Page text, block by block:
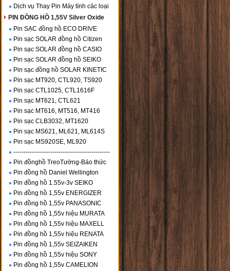
Dịch vụ Thay Pin Máy tính các loại
PIN ĐỒNG HỒ 1,55V Silver Oxide
Pin SẠC đồng hồ ECO DRIVE
Pin sạc SOLAR đồng hồ Citizen
Pin sạc SOLAR đồng hồ CASIO
Pin sạc SOLAR đồng hồ SEIKO
Pin sạc đồng hồ SOLAR KINETIC
Pin sạc MT920, CTL920, TS920
Pin sạc CTL1025, CTL1616F
Pin sạc MT621, CTL621
Pin sạc MT616, MT516, MT416
Pin sạc CLB3032, MT1620
Pin sạc MS621, ML621, ML614S
Pin sạc MS920SE, ML920
-----------------------------------------------
Pin đồnghồ TreoTường-Báo thức
Pin đồng hồ Daniel Wellington
Pin đồng hồ 1.55v-3v SEIKO
Pin đồng hồ 1,55v ENERGIZER
Pin đồng hồ 1,55v PANASONIC
Pin đồng hồ 1,55v hiệu MURATA
Pin đồng hồ 1,55v hiệu MAXELL
Pin đồng hồ 1,55v hiệu RENATA
Pin đồng hồ 1,55v SEIZAIKEN
Pin đồng hồ 1,55v hiệu SONY
Pin đồng hồ 1,55v CAMELION